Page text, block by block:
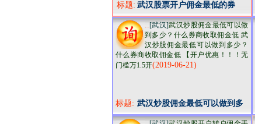
标题: 武汉股票开户佣金最低的券
商！融资融券ETF基金费率市
场最低
..[武汉]武汉炒股佣金最低可以做
到多少？什么券商收取佣金低 武
汉炒股佣金最低可以做到多少？
什么券商收取佣金低 【开户优惠！！！无
门槛万1.5开(2019-06-21)
标题: 武汉炒股佣金最低可以做到多
少？什么券商收取佣金低